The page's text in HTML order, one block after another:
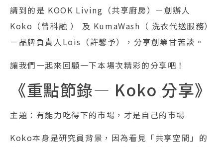
請到的是 KOOK Living（共享廚房）－創辦人
Koko（曾科融 ） 及 KumaWash（ 洗衣代送服務）
－品牌負責人Lois（許馨予），分享創業甘苦談。
讓我們一起來回顧一下本場次精彩的分享吧！
《重點節錄— Koko 分享》
主題：有能力吃得下的市場，才是自己的市場
Koko本身是研究員背景，因為看見「共享空間」的